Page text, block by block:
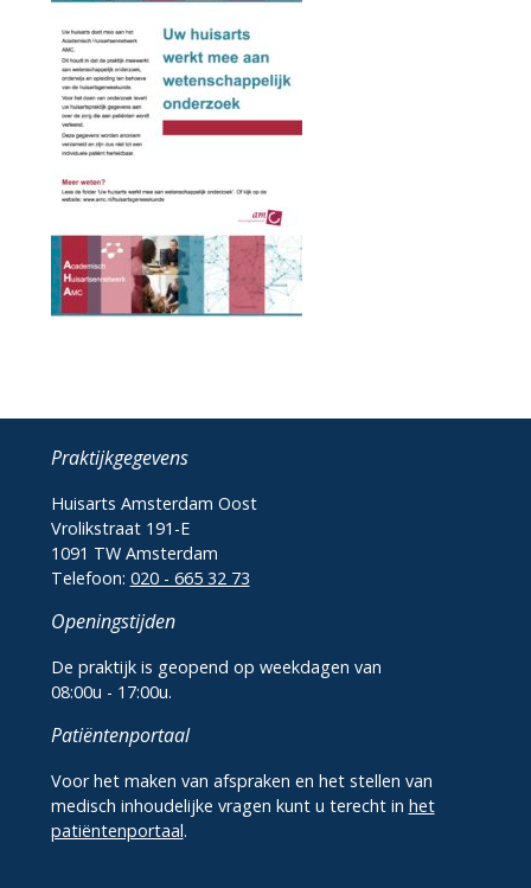
Praktijkgegevens
Huisarts Amsterdam Oost
Vrolikstraat 191-E
1091 TW Amsterdam
Telefoon: 020 - 665 32 73
Openingstijden
De praktijk is geopend op weekdagen van
08:00u - 17:00u.
Patiëntenportaal
Voor het maken van afspraken en het stellen van
medisch inhoudelijke vragen kunt u terecht in het
patiëntenportaal.